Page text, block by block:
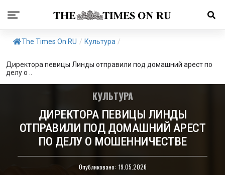
The Times On RU / Культура /
Директора певицы Линды отправили под домашний арест по
делу о ..
КУЛЬТУРА
ДИРЕКТОРА ПЕВИЦЫ ЛИНДЫ
ОТПРАВИЛИ ПОД ДОМАШНИЙ АРЕСТ
ПО ДЕЛУ О МОШЕННИЧЕСТВЕ
Опубликовано: 19.05.2026